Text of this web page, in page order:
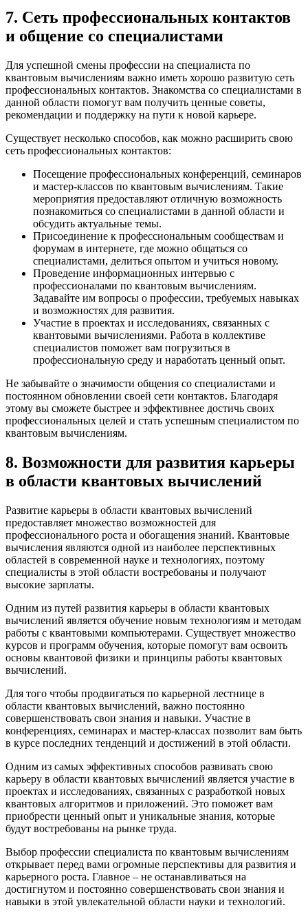
7. Сеть профессиональных контактов
и общение со специалистами
Для успешной смены профессии на специалиста по
квантовым вычислениям важно иметь хорошо развитую сеть
профессиональных контактов. Знакомства со специалистами в
данной области помогут вам получить ценные советы,
рекомендации и поддержку на пути к новой карьере.
Существует несколько способов, как можно расширить свою
сеть профессиональных контактов:
Посещение профессиональных конференций, семинаров
и мастер-классов по квантовым вычислениям. Такие
мероприятия предоставляют отличную возможность
познакомиться со специалистами в данной области и
обсудить актуальные темы.
Присоединение к профессиональным сообществам и
форумам в интернете, где можно общаться со
специалистами, делиться опытом и учиться новому.
Проведение информационных интервью с
профессионалами по квантовым вычислениям.
Задавайте им вопросы о профессии, требуемых навыках
и возможностях для развития.
Участие в проектах и исследованиях, связанных с
квантовыми вычислениями. Работа в коллективе
специалистов поможет вам погрузиться в
профессиональную среду и наработать ценный опыт.
Не забывайте о значимости общения со специалистами и
постоянном обновлении своей сети контактов. Благодаря
этому вы сможете быстрее и эффективнее достичь своих
профессиональных целей и стать успешным специалистом по
квантовым вычислениям.
8. Возможности для развития карьеры
в области квантовых вычислений
Развитие карьеры в области квантовых вычислений
предоставляет множество возможностей для
профессионального роста и обогащения знаний. Квантовые
вычисления являются одной из наиболее перспективных
областей в современной науке и технологиях, поэтому
специалисты в этой области востребованы и получают
высокие зарплаты.
Одним из путей развития карьеры в области квантовых
вычислений является обучение новым технологиям и методам
работы с квантовыми компьютерами. Существует множество
курсов и программ обучения, которые помогут вам освоить
основы квантовой физики и принципы работы квантовых
вычислений.
Для того чтобы продвигаться по карьерной лестнице в
области квантовых вычислений, важно постоянно
совершенствовать свои знания и навыки. Участие в
конференциях, семинарах и мастер-классах позволит вам быть
в курсе последних тенденций и достижений в этой области.
Одним из самых эффективных способов развивать свою
карьеру в области квантовых вычислений является участие в
проектах и исследованиях, связанных с разработкой новых
квантовых алгоритмов и приложений. Это поможет вам
приобрести ценный опыт и уникальные знания, которые
будут востребованы на рынке труда.
Выбор профессии специалиста по квантовым вычислениям
открывает перед вами огромные перспективы для развития и
карьерного роста. Главное – не останавливаться на
достигнутом и постоянно совершенствовать свои знания и
навыки в этой увлекательной области науки и технологий.